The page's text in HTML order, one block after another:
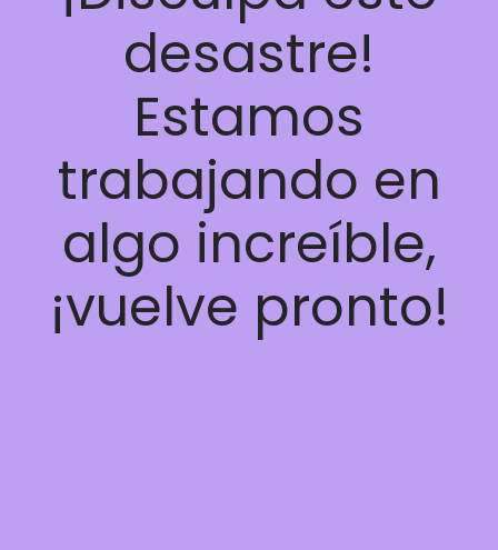
desastre!
Estamos
trabajando en
algo increíble,
¡vuelve pronto!